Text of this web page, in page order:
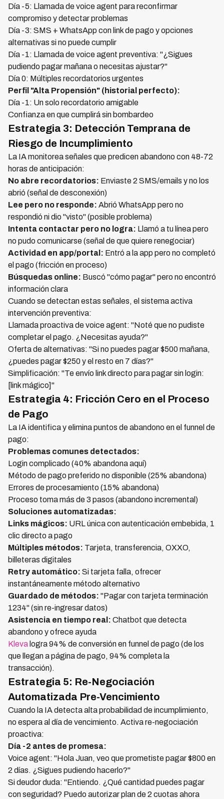
Día -5: Llamada de voice agent para reconfirmar
compromiso y detectar problemas
Día -3: SMS + WhatsApp con link de pago y opciones
alternativas si no puede cumplir
Día -1: Llamada de voice agent preventiva: "¿Sigues
pudiendo pagar mañana o necesitas ajustar?"
Día 0: Múltiples recordatorios urgentes
Perfil "Alta Propensión" (historial perfecto):
Día -1: Un solo recordatorio amigable
Confianza en que cumplirá sin bombardeo
Estrategia 3: Detección Temprana de
Riesgo de Incumplimiento
La IA monitorea señales que predicen abandono con 48-72
horas de anticipación:
No abre recordatorios: Enviaste 2 SMS/emails y no los
abrió (señal de desconexión)
Lee pero no responde: Abrió WhatsApp pero no
respondió ni dio "visto" (posible problema)
Intenta contactar pero no logra: Llamó a tu línea pero
no pudo comunicarse (señal de que quiere renegociar)
Actividad en app/portal: Entró a la app pero no completó
el pago (fricción en proceso)
Búsquedas online: Buscó "cómo pagar" pero no encontró
información clara
Cuando se detectan estas señales, el sistema activa
intervención preventiva:
Llamada proactiva de voice agent: "Noté que no pudiste
completar el pago. ¿Necesitas ayuda?"
Oferta de alternativas: "Si no puedes pagar $500 mañana,
¿puedes pagar $250 y el resto en 7 días?"
Simplificación: "Te envío link directo para pagar sin login:
[link mágico]"
Estrategia 4: Fricción Cero en el Proceso
de Pago
La IA identifica y elimina puntos de abandono en el funnel de
pago:
Problemas comunes detectados:
Login complicado (40% abandona aquí)
Método de pago preferido no disponible (25% abandona)
Errores de procesamiento (15% abandona)
Proceso toma más de 3 pasos (abandono incremental)
Soluciones automatizadas:
Links mágicos: URL única con autenticación embebida, 1
clic directo a pago
Múltiples métodos: Tarjeta, transferencia, OXXO,
billeteras digitales
Retry automático: Si tarjeta falla, ofrecer
instantáneamente método alternativo
Guardado de métodos: "Pagar con tarjeta terminación
1234" (sin re-ingresar datos)
Asistencia en tiempo real: Chatbot que detecta
abandono y ofrece ayuda
Kleva logra 94% de conversión en funnel de pago (de los
que llegan a página de pago, 94% completa la
transacción).
Estrategia 5: Re-Negociación
Automatizada Pre-Vencimiento
Cuando la IA detecta alta probabilidad de incumplimiento,
no espera al día de vencimiento. Activa re-negociación
proactiva:
Día -2 antes de promesa:
Voice agent: "Hola Juan, veo que prometiste pagar $800 en
2 días. ¿Sigues pudiendo hacerlo?"
Si deudor duda: "Entiendo. ¿Qué cantidad puedes pagar
con seguridad? Puedo autorizar plan de 2 cuotas ahora